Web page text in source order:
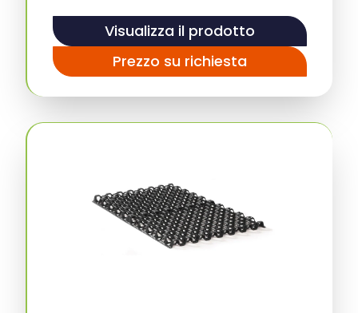
Visualizza il prodotto
Prezzo su richiesta